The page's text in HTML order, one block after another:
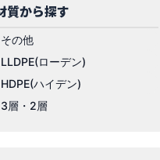
質から探す
その他
LLDPE(ローデン)
HDPE(ハイデン)
3層・2層